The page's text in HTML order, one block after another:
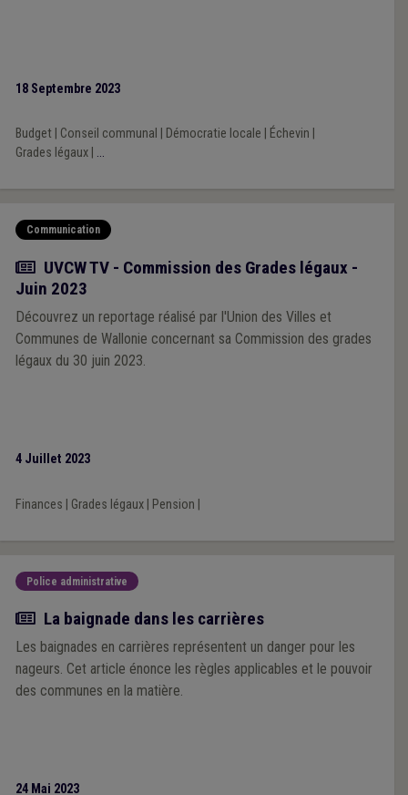
18 Septembre 2023
Budget| Conseil communal Démocratie locale Échevin
Grades légaux| ...
Communication
Article
UVCW TV - Commission des Grades légaux -
Juin 2023
Découvrez un reportage réalisé par l'Union des Villes et
Communes de Wallonie concernant sa Commission des grades
légaux du 30 juin 2023.
4 Juillet 2023
Finances Grades légaux| Pension
Police administrative
Article
La baignade dans les carrières
Les baignades en carrières représentent un danger pour les
nageurs. Cet article énonce les règles applicables et le pouvoir
des communes en la matière.
24 Mai 2023